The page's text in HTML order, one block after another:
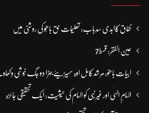
نفاق کاابدی سدِباب: تعلیمات حق باھُو کی روشنی میں
عین الفقر: قسط7
ابیات باھوؒ: مُرشد کامِل اوہ سہیڑیئے جہڑا دو جگ خُوشی
الہامِ الہٰی اور غیر نبی کو الہام کی حیثیت: ایک تحقیقی جائزہ